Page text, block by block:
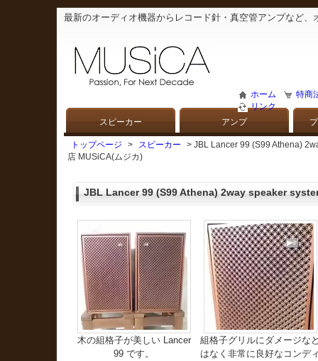
最新のオーディオ機器からレコード針・真空管アンプなど
ホーム
特商
リンク
スピーカー アンプ
トップページ > スピーカー
> JBL Lancer 99 (S99 Athena)
店 MUSiCA(ムジカ)
JBL Lancer 99 (S99 Athena) 2way speaker
木の組格子が美しい Lancer
99 です。
組格子グリルにダメージな
はなく非常に良好なコンデ